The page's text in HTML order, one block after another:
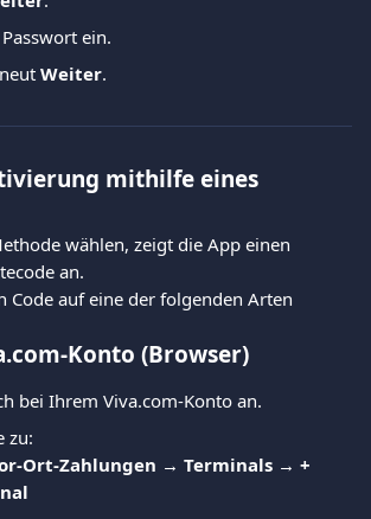
ein.
Weiter.
mithilfe eines
wählen, zeigt die App einen
an.
Code auf eine der folgenden Arten
Konto (Browser)
bei Ihrem Viva.com-Konto an.
zu:
Ort-Zahlungen → Terminals → +